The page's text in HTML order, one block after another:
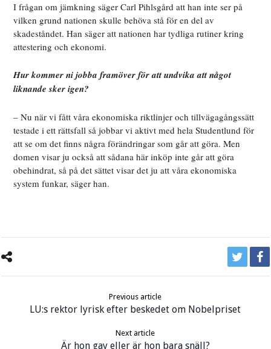
I frågan om jämkning säger Carl Pihlsgård att han inte ser på
vilken grund nationen skulle behöva stå för en del av
skadeståndet. Han säger att nationen har tydliga rutiner kring
attestering och ekonomi.
Hur kommer ni jobba framöver för att undvika att något
liknande sker igen?
– Nu när vi fått våra ekonomiska riktlinjer och tillvägagångssätt
testade i ett rättsfall så jobbar vi aktivt med hela Studentlund för
att se om det finns några förändringar som går att göra. Men
domen visar ju också att sådana här inköp inte går att göra
obehindrat, så på det sättet visar det ju att våra ekonomiska
system funkar, säger han.
Previous article
LU:s rektor lyrisk efter beskedet om Nobelpriset
Next article
Är hon gay eller är hon bara snäll?